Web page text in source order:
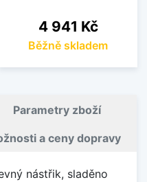
Cena
4 941 Kč
Běžně skladem
Parametry zboží
a ceny dopravy
nástřik, sladěno